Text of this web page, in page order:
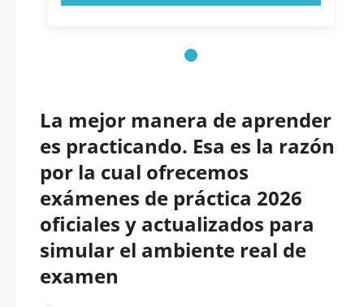
La mejor manera de aprender
es practicando. Esa es la razón
por la cual ofrecemos
exámenes de práctica 2026
oficiales y actualizados para
simular el ambiente real de
examen